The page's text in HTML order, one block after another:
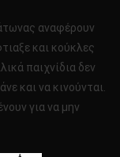
αναφέρουν
και κούκλες
παιχνίδια δεν
και να κινούνται.
για να μην